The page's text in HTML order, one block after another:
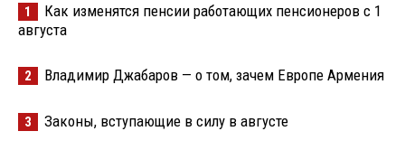
1
Как изменятся пенсии работающих пенсионеров с 1
августа
2 Владимир Джабаров — о том, зачем Европе Армения
3 Законы, вступающие в силу в августе